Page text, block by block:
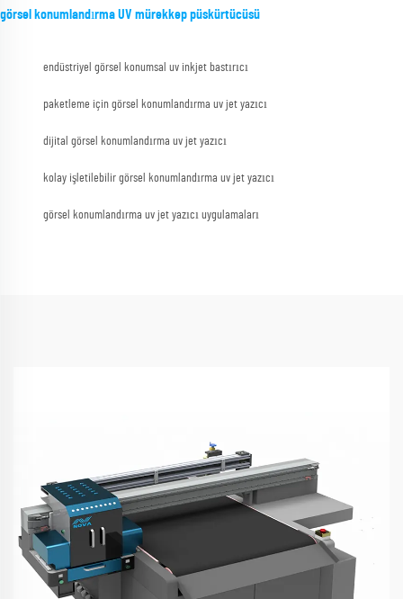
görsel konumlandırma UV mürekkep püskürtücüsü
endüstriyel görsel konumsal uv inkjet bastırıcı
paketleme için görsel konumlandırma uv jet yazıcı
dijital görsel konumlandırma uv jet yazıcı
kolay işletilebilir görsel konumlandırma uv jet yazıcı
görsel konumlandırma uv jet yazıcı uygulamaları